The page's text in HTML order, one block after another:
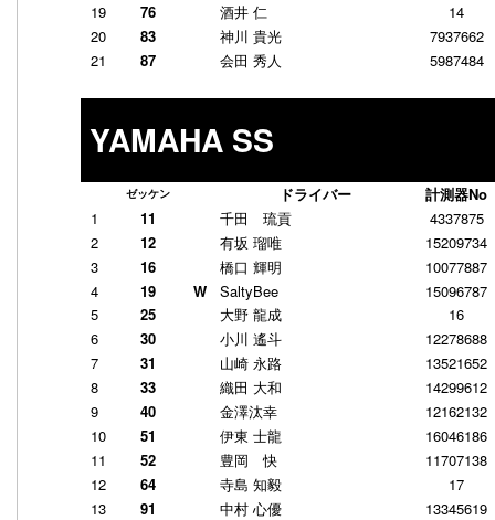
19
76 酒井 仁
14
20
83 神川 貴光
7937662
21
87 会田 秀人 5987484
YAMAHA SS
ゼッケン ドライバー
計測器No
1
11 千田 琉貢
4337875
2
12 有坂 瑠唯
15209734
3
16 橋口 輝明
10077887
4
19 W SaltyBee
15096787
5
25 大野 龍成
16
6
30 小川 遙斗
12278688
7
31 山崎 永路
13521652
8
33 織田 大和
14299612
9
40 金澤汰幸
12162132
10
51 伊東 士龍
16046186
11
52 豊岡 快
11707138
12
64 寺島 知毅
17
13
91 中村 心優 13345619